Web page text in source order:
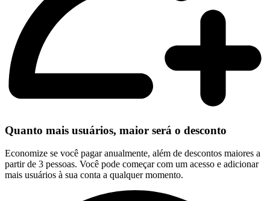
Quanto mais usuários, maior será o desconto
Economize se você pagar anualmente, além de descontos maiores a
partir de 3 pessoas. Você pode começar com um acesso e adicionar
mais usuários à sua conta a qualquer momento.